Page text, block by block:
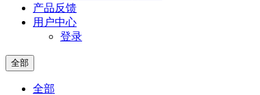
产品反馈
用户中心
登录
全部
全部